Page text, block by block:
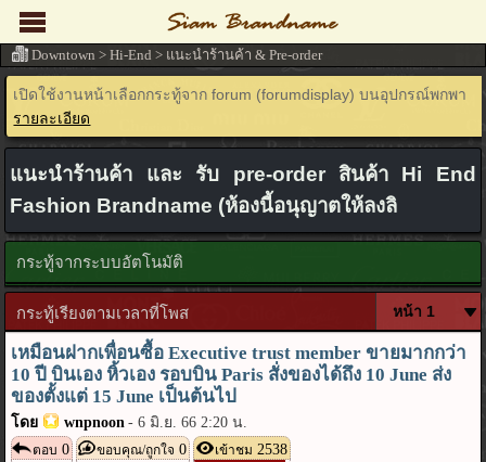
เปิดใช้งานหน้าเลือกกระทู้จาก forum (forumdisplay) บนอุปกรณ์พกพา
รายละเอียด
แนะนำร้านค้า และ รับ pre-order สินค้า Hi End
Fashion Brandname (ห้องนี้อนุญาตให้ลงลิ
กระทู้จากระบบอัตโนมัติ
กระทู้เรียงตามเวลาที่โพส
เหมือนฝากเพื่อนซื้อ Executive trust member ขายมากกว่า
10 ปี บินเอง หิ้วเอง รอบบิน Paris สั่งของได้ถึง 10 June ส่ง
ของตั้งแต่ 15 June เป็นต้นไป
โดย wnpnoon -6 มิ.ย. 66 2:20 น.
ตอบ 0 ขอบคุณ/ถูกใจ 0 เข้าชม 2538
Downtown > Hi-End > แนะนำร้านค้า & Pre-order